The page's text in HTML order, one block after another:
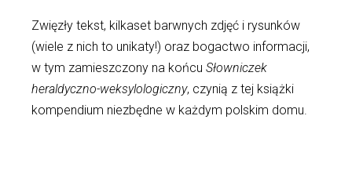
Zwięzły tekst, kilkaset barwnych zdjęć i rysunków
(wiele z nich to unikaty!) oraz bogactwo informacji,
w tym zamieszczony na końcu Słowniczek
heraldyczno-weksylologiczny, czynią z tej książki
kompendium niezbędne w każdym polskim domu.